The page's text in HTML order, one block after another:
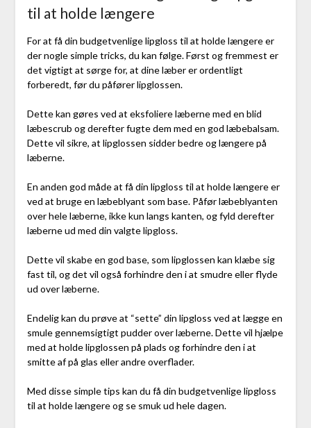
til at holde længere
For at få din budgetvenlige lipgloss til at holde længere er
der nogle simple tricks, du kan følge. Først og fremmest er
det vigtigt at sørge for, at dine læber er ordentligt
forberedt, før du påfører lipglossen.
Dette kan gøres ved at eksfoliere læberne med en blid
læbescrub og derefter fugte dem med en god læbebalsam.
Dette vil sikre, at lipglossen sidder bedre og længere på
læberne.
En anden god måde at få din lipgloss til at holde længere er
ved at bruge en læbeblyant som base. Påfør læbeblyanten
over hele læberne, ikke kun langs kanten, og fyld derefter
læberne ud med din valgte lipgloss.
Dette vil skabe en god base, som lipglossen kan klæbe sig
fast til, og det vil også forhindre den i at smudre eller flyde
ud over læberne.
Endelig kan du prøve at “sette” din lipgloss ved at lægge en
smule gennemsigtigt pudder over læberne. Dette vil hjælpe
med at holde lipglossen på plads og forhindre den i at
smitte af på glas eller andre overflader.
Med disse simple tips kan du få din budgetvenlige lipgloss
til at holde længere og se smuk ud hele dagen.